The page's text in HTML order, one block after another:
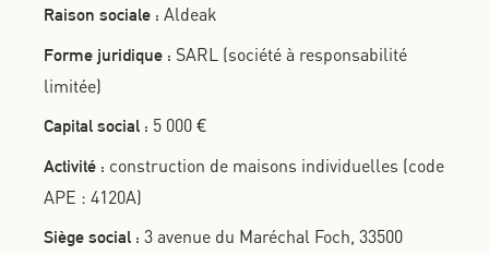
Raison sociale : Aldeak
Forme juridique : SARL (société à responsabilité
limitée)
Capital social : 5 000 €
Activité : construction de maisons individuelles (code
APE : 4120A)
Siège social : 3 avenue du Maréchal Foch, 33500